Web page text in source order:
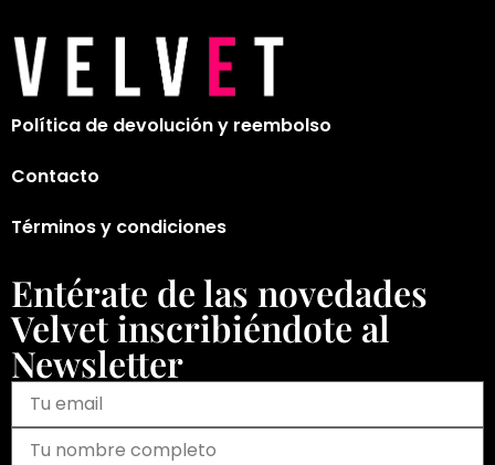
Política de devolución y reembolso
Contacto
Términos y condiciones
Entérate de las novedades
Velvet inscribiéndote al
Newsletter